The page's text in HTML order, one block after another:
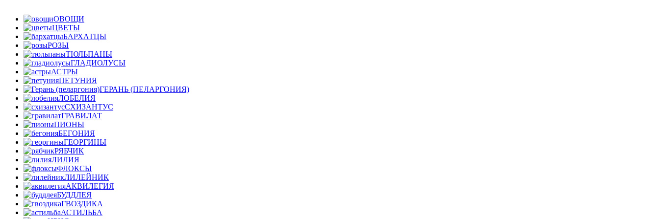
ОВОЩИ
ЦВЕТЫ
БАРХАТЦЫ
РОЗЫ
ТЮЛЬПАНЫ
ГЛАДИОЛУСЫ
АСТРЫ
ПЕТУНИЯ
ГЕРАНЬ (ПЕЛАРГОНИЯ)
ЛОБЕЛИЯ
СХИЗАНТУС
ГРАВИЛАТ
ПИОНЫ
БЕГОНИЯ
ГЕОРГИНЫ
РЯБЧИК
ЛИЛИЯ
ФЛОКСЫ
ЛИЛЕЙНИК
АКВИЛЕГИЯ
БУДДЛЕЯ
ГВОЗДИКА
АСТИЛЬБА